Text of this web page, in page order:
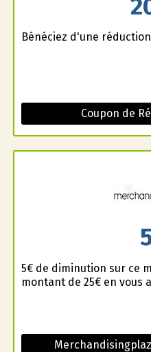
Bénéficiez d'une
Coupon de
5€ de diminution sur ce
montant de 25€ en vous